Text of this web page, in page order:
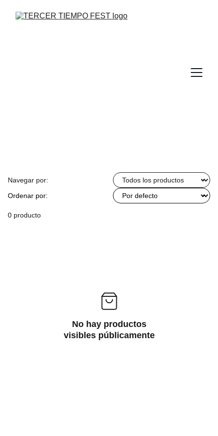
Navegar por:
Ordenar por:
0 producto
No hay productos
visibles públicamente